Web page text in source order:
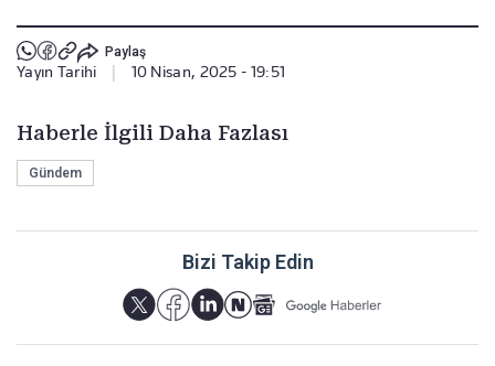
Paylaş
Yayın Tarihi 10 Nisan, 2025 - 19:51
Haberle İlgili Daha Fazlası
Gündem
Bizi Takip Edin